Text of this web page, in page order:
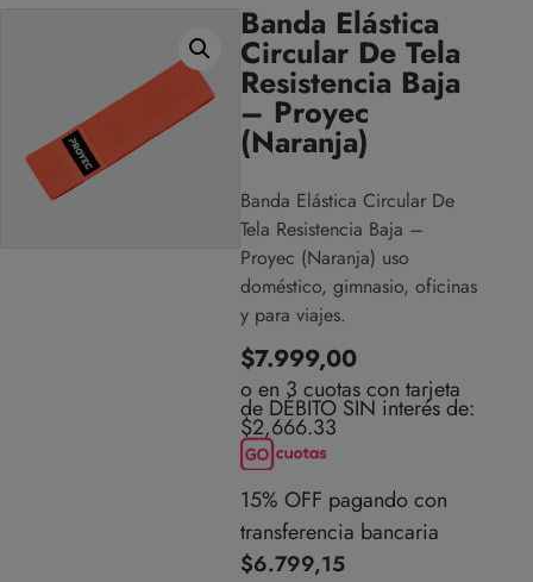
Banda Elástica
Circular De Tela
Resistencia Baja
– Proyec
(Naranja)
Banda Elástica Circular De
Tela Resistencia Baja –
Proyec (Naranja) uso
doméstico, gimnasio, oficinas
y para viajes.
$7.999,00
o en 3 cuotas con tarjeta
de DÉBITO SIN interés de:
$2,666.33
15% OFF pagando con
transferencia bancaria
$6.799,15